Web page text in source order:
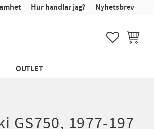
Hur handlar jag? Nyhetsbrev
FAVORITER
OUTLET
GS750, 1977-197